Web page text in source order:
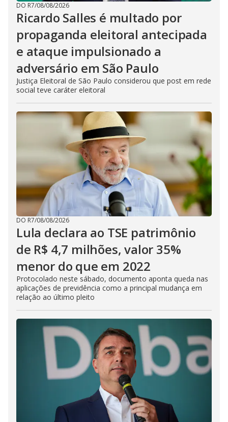
DO R7/08/08/2026
Ricardo Salles é multado por
propaganda eleitoral antecipada
e ataque impulsionado a
adversário em São Paulo
Justiça Eleitoral de São Paulo considerou que post em rede
social teve caráter eleitoral
DO R7/08/08/2026
Lula declara ao TSE patrimônio
de R$ 4,7 milhões, valor 35%
menor do que em 2022
Protocolado neste sábado, documento aponta queda nas
aplicações de previdência como a principal mudança em
relação ao último pleito